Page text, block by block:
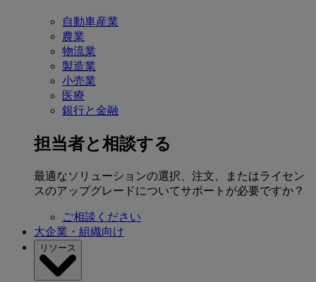
自動車産業
農業
物流業
製造業
小売業
医療
銀行と金融
担当者と相談する
最適なソリューションの選択、注文、またはライセン
スのアップグレードについてサポートが必要ですか？
ご相談ください
大企業・組織向け
リソース